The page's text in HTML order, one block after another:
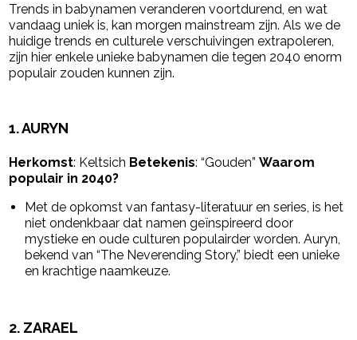
Trends in babynamen veranderen voortdurend, en wat
vandaag uniek is, kan morgen mainstream zijn. Als we de
huidige trends en culturele verschuivingen extrapoleren,
zijn hier enkele unieke babynamen die tegen 2040 enorm
populair zouden kunnen zijn.
1.AURYN
Herkomst: Keltsich Betekenis: “Gouden”Waarom
populair in 2040?
Met de opkomst van fantasy-literatuur en series, is het
niet ondenkbaar dat namen geïnspireerd door
mystieke en oude culturen populairder worden. Auryn,
bekend van “The Neverending Story,” biedt een unieke
en krachtige naamkeuze.
2. ZARAEL